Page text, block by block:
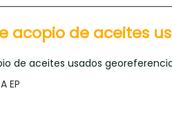
acopio de aceites
de aceites usados
EP